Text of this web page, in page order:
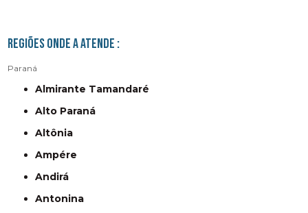
Regiões onde a atende :
Paraná
Almirante Tamandaré
Alto Paraná
Altônia
Ampére
Andirá
Antonina